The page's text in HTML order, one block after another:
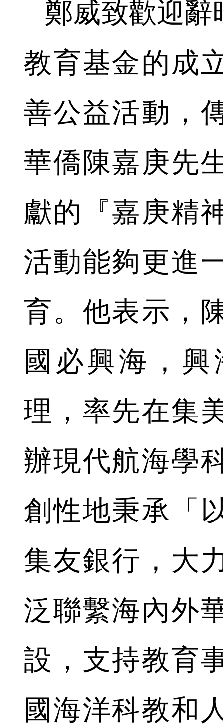
鄭威致歡迎辭
教育基金的成
善公益活動，
華僑陳嘉庚先
獻的『嘉庚精
活動能夠更進
育。他表示，
國必興海，
理，率先在集
辦現代航海學
創性地秉承「
集友銀行，大
泛聯繫海內外
設，支持教育
國海洋科教和